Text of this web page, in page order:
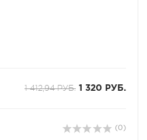
1 412,94 РУБ. 1 320 РУБ.
(0)